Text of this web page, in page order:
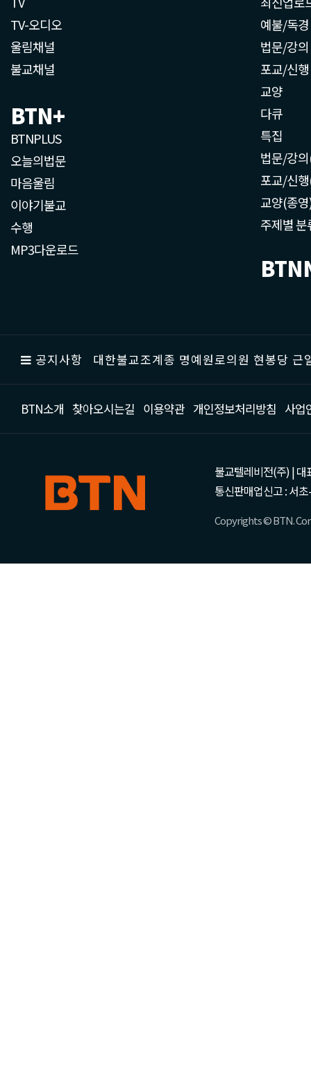
TV-오디오
울림채널
불교채널
BTN+
BTNPLUS
오늘의법문
마음울림
이야기불교
수행
MP3다운로드
예불/독경
법문/강의
포교/신행
교양
다큐
특집
법문/강
포교/신
교양(종
주제별 분
공지사항 대한불교조계종 명예원로의원 현봉당
BTN소개 찾아오시는길 이용약관 개인정보처리방침 사업
불교텔레비전(주) | 대
통신판매업신고 : 서
Copyrights © BTN.